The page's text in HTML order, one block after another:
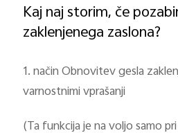
Kaj naj storim, če
zaklenjenega zaslona?
1. način Obnovitev gesla
varnostnimi vprašanji
(Ta funkcija je na voljo samo